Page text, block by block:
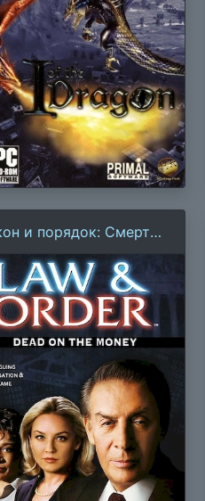
и порядок: Смерть